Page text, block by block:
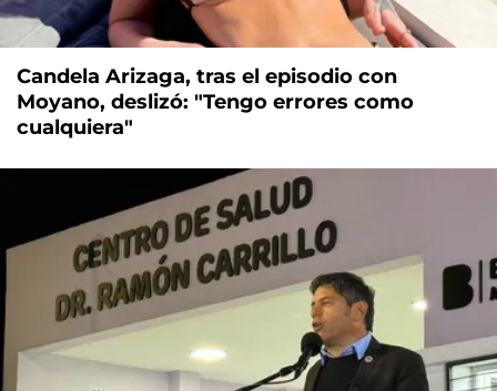
Candela Arizaga, tras el episodio con
Moyano, deslizó: "Tengo errores como
cualquiera"